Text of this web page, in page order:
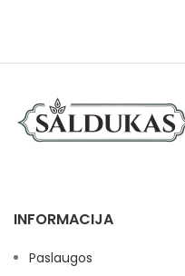
INFORMACIJA
Paslaugos